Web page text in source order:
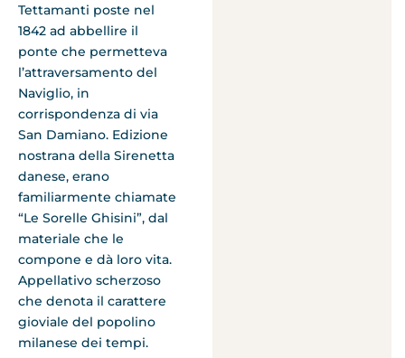
Tettamanti poste nel
1842 ad abbellire il
ponte che permetteva
l’attraversamento del
Naviglio, in
corrispondenza di via
San Damiano. Edizione
nostrana della Sirenetta
danese, erano
familiarmente chiamate
“Le Sorelle Ghisini”, dal
materiale che le
compone e dà loro vita.
Appellativo scherzoso
che denota il carattere
gioviale del popolino
milanese dei tempi.